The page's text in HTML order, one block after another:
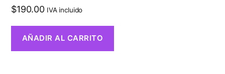
$190.00 IVA incluido
AÑADIR AL CARRITO